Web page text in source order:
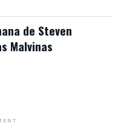
de Steven
Malvinas